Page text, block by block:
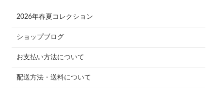
2026年春夏コレクション
ショップブログ
お支払い方法について
配送方法・送料について